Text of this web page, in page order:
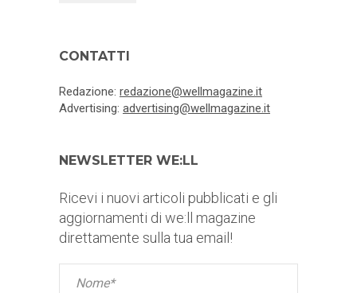
CONTATTI
Redazione: redazione@wellmagazine.it
Advertising: advertising@wellmagazine.it
NEWSLETTER WE:LL
Ricevi i nuovi articoli pubblicati e gli
aggiornamenti di we:ll magazine
direttamente sulla tua email!